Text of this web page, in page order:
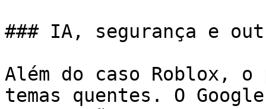
### IA, segurança e
Além do caso Roblox, o
temas quentes. O